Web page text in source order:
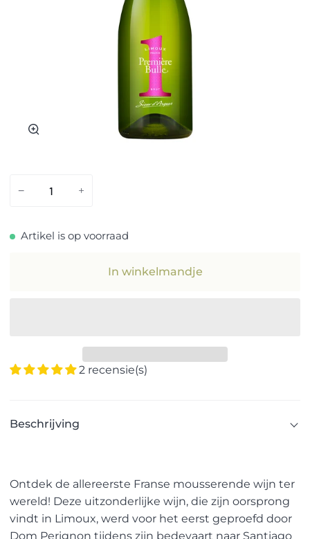
− +
Artikel is op voorraad
In winkelmandje
2 recensie(s)
Beschrijving
Ontdek de allereerste Franse mousserende wijn ter
wereld! Deze uitzonderlijke wijn, die zijn oorsprong
vindt in Limoux, werd voor het eerst geproefd door
Dom Perignon tijdens zijn bedevaart naar Santiago